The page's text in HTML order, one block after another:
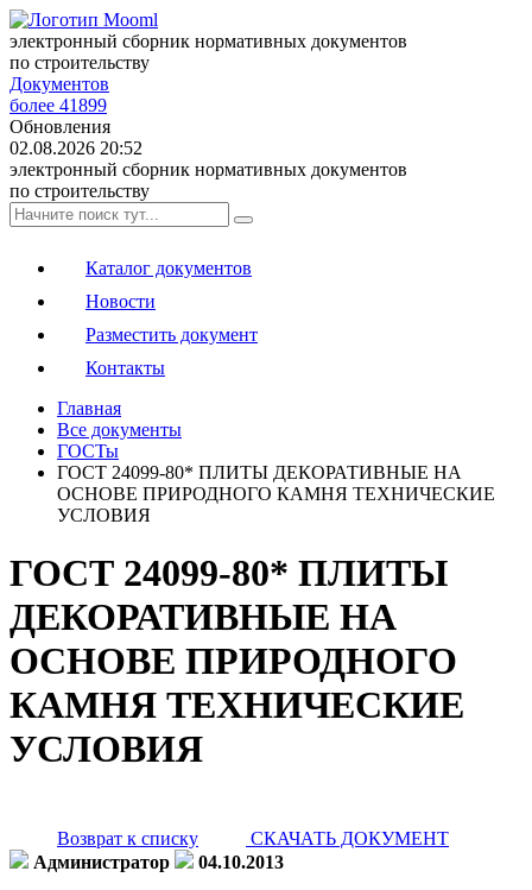
электронный сборник нормативных документов
по строительству
Документов
более 41899
Обновления
02.08.2026 20:52
электронный сборник нормативных документов
по строительству
Каталог документов
Новости
Разместить документ
Контакты
Главная
Все документы
ГОСТы
ГОСТ 24099-80* ПЛИТЫ ДЕКОРАТИВНЫЕ НА
ОСНОВЕ ПРИРОДНОГО КАМНЯ ТЕХНИЧЕСКИЕ
УСЛОВИЯ
ГОСТ 24099-80* ПЛИТЫ
ДЕКОРАТИВНЫЕ НА
ОСНОВЕ ПРИРОДНОГО
КАМНЯ ТЕХНИЧЕСКИЕ
УСЛОВИЯ
Возврат к списку
СКАЧАТЬ ДОКУМЕНТ
Администратор
04.10.2013